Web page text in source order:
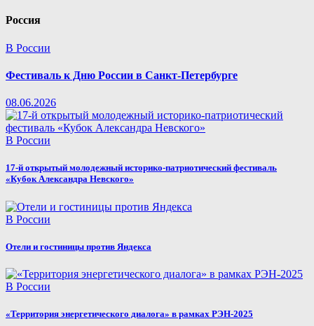
Россия
В России
Фестиваль к Дню России в Санкт-Петербурге
08.06.2026
В России
17-й открытый молодежный историко-патриотический фестиваль
«Кубок Александра Невского»
В России
Отели и гостиницы против Яндекса
В России
«Территория энергетического диалога» в рамках РЭН-2025